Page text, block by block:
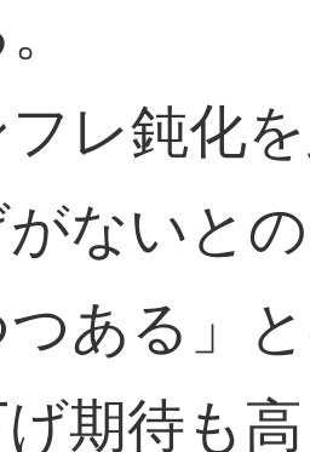
レ鈍化
ないと
ある」
期待も